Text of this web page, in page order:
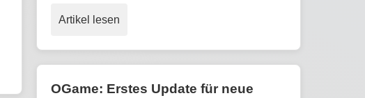
Artikel lesen
OGame: Erstes Update für neue